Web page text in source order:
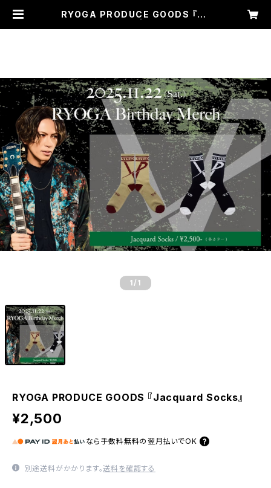
RYOGA PRODUCE GOODS 『Ja
1 /1
RYOGA PRODUCE GOODS 『Jacquard Socks』
¥2,500
なら 手数料無料の 翌月払いでOK
別途送料がかかります。送料を確認する